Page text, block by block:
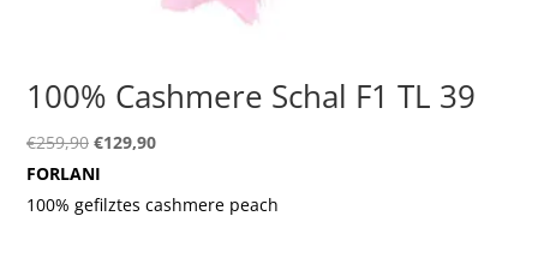
100% Cashmere Schal F1 TL 39
€259,90 Ursprünglicher
Preis
war:
€129,90Aktueller
ist:
FORLANI
100% gefilztes cashmere peach